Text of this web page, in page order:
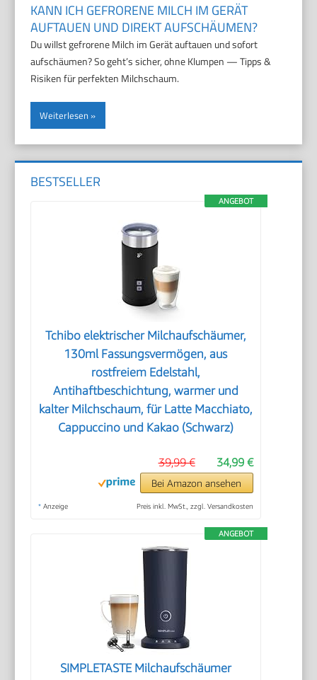
KANN ICH GEFRORENE MILCH IM GERÄT
AUFTAUEN UND DIREKT AUFSCHÄUMEN?
Du willst gefrorene Milch im Gerät auftauen und sofort
aufschäumen? So geht’s sicher, ohne Klumpen — Tipps &
Risiken für perfekten Milchschaum.
Weiterlesen
BESTSELLER
ANGEBOT
Tchibo elektrischer Milchaufschäumer,
130ml Fassungsvermögen, aus
rostfreiem Edelstahl,
Antihaftbeschichtung, warmer und
kalter Milchschaum, für Latte Macchiato,
Cappuccino und Kakao (Schwarz)
34,99 €
39,99 €
Bei Amazon ansehen
* Anzeige Preis inkl. MwSt., zzgl. Versandkosten
ANGEBOT
SIMPLETASTE Milchaufschäumer